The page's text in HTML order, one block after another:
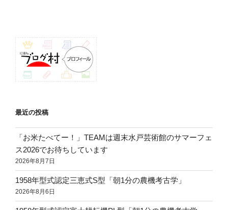
最近の投稿
「お米たべてー！」TEAMは週末水戸芸術館のサマーフェ
ス2026でお待ちしています
2026年8月7日
1958年型式認定三恵式S型「朝1分の農機考古学」
2026年8月6日